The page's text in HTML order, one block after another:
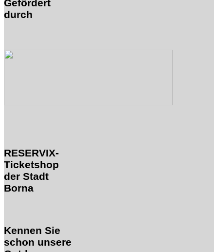
Gefördert
durch
RESERVIX-
Ticketshop
der Stadt
Borna
Kennen Sie
schon unsere